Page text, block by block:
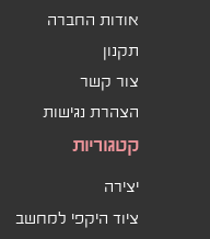
אודות החברה
תקנון
צור קשר
הצהרת נגישות
קטגוריות
יצירה
ציוד היקפי למחשב